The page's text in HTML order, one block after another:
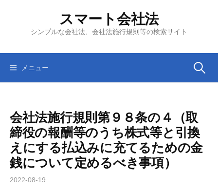
ツ
スマート会社法
シンプルな会社法、会社法施行規則等の検索サイト
メニュー 検
会社法施行規則第９８条の４（取
締役の報酬等のうち株式等と引換
えにする払込みに充てるための金
銭について定めるべき事項）
2022-08-19